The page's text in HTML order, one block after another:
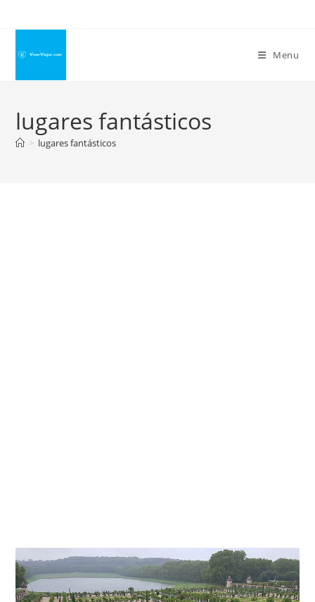
conteúdo
Menu
lugares fantásticos
> lugares fantásticos